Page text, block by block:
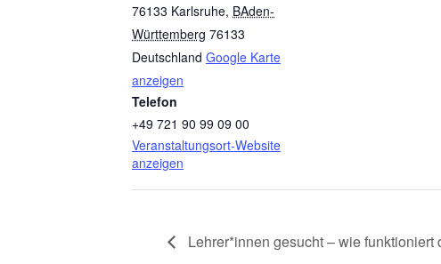
76133 Karlsruhe, BAden-
Württemberg 76133
Deutschland Google Karte
anzeigen
Telefon
+49 721 90 99 09 00
Veranstaltungsort-Website
anzeigen
Lehrer*innen gesucht – wie